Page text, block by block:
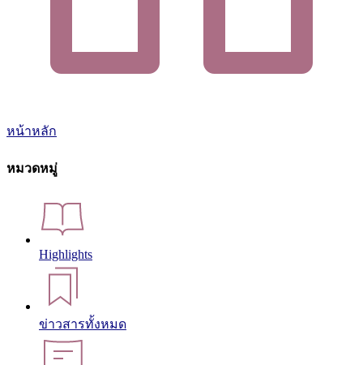
หน้าหลัก
หมวดหมู่
Highlights
ข่าวสารทั้งหมด